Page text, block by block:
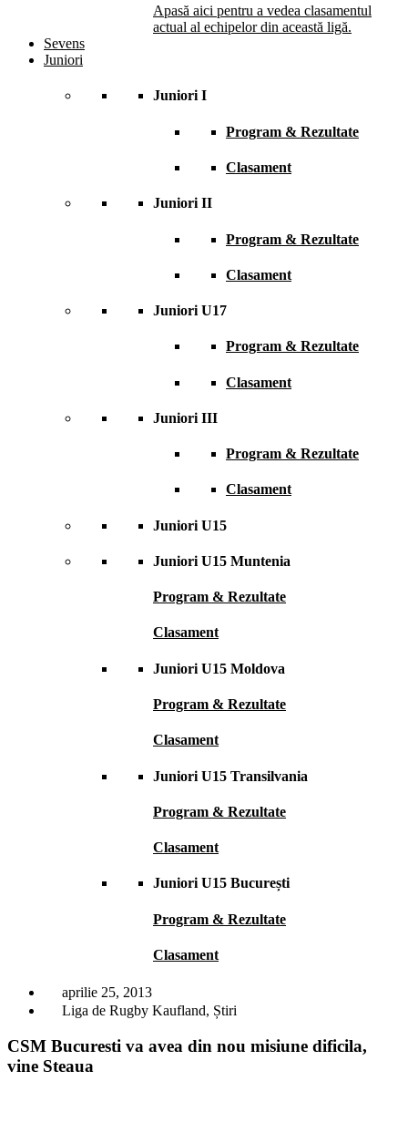
Apasă aici pentru a vedea clasamentul
actual al echipelor din această ligă.
Sevens
Juniori
Juniori I
Program & Rezultate
Clasament
Juniori II
Program & Rezultate
Clasament
Juniori U17
Program & Rezultate
Clasament
Juniori III
Program & Rezultate
Clasament
Juniori U15
Juniori U15 Muntenia
Program & Rezultate
Clasament
Juniori U15 Moldova
Program & Rezultate
Clasament
Juniori U15 Transilvania
Program & Rezultate
Clasament
Juniori U15 București
Program & Rezultate
Clasament
aprilie 25, 2013
Liga de Rugby Kaufland, Știri
CSM Bucuresti va avea din nou misiune dificila,
vine Steaua